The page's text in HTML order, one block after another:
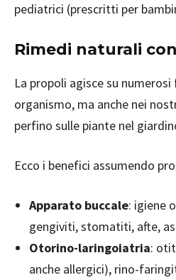
pediatrici (prescritti per
Rimedi naturali
La propoli agisce su
organismo, ma anche nei
perfino sulle piante nel
Ecco i benefici assumendo
Apparato buccale: igiene
gengiviti, stomatiti, afte,
Otorino-laringoiatria:
anche allergici), rino-